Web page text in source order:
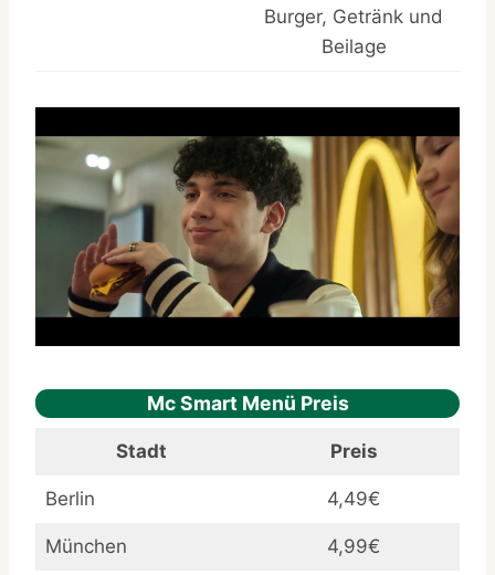
Burger, Getränk und
Beilage
Mc Smart Menü Preis
Stadt Preis
Berlin 4,49€
München 4,99€